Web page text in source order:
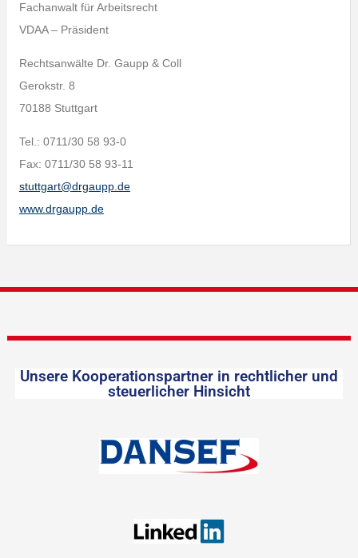
Fachanwalt für Arbeitsrecht
VDAA – Präsident
Rechtsanwälte Dr. Gaupp & Coll
Gerokstr. 8
70188 Stuttgart
Tel.: 0711/30 58 93-0
Fax: 0711/30 58 93-11
stuttgart@drgaupp.de
www.drgaupp.de
Unsere Kooperationspartner in rechtlicher und
steuerlicher Hinsicht